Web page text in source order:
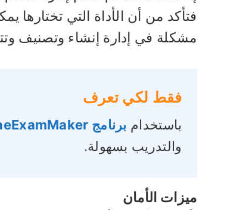
فتأكد من أن الأداة التي تختارها
مشكلة في إدارة إنشاء وتصنيف
فقط لكي تعرف
باستخدام برنامج OnlineExamMaker
والتدريب بسهولة.
ميزات الأمان